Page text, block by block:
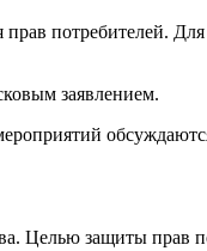
потребителей. Для
заявлением.
Целью защиты прав